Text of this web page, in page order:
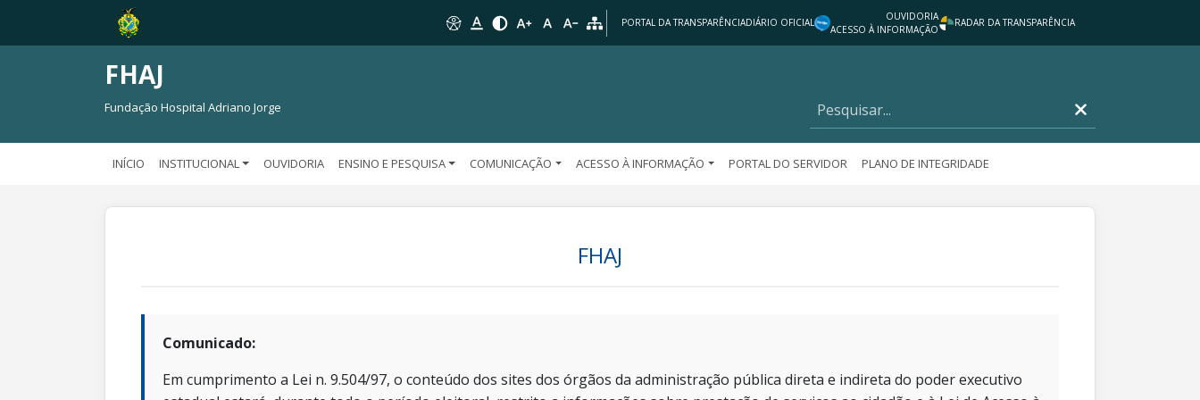
PORTAL DA TRANSPARÊNCIADIÁRIO OFICIAL
OUVIDORIA
ACESSO À INFORMAÇÃO
RADAR DA TRANSPARÊNCIA
FHAJ
Fundação Hospital Adriano Jorge
INÍCIO INSTITUCIONAL OUVIDORIA ENSINO E PESQUISA COMUNICAÇÃO ACESSO À INFORMAÇÃO PORTAL DO SERVIDOR PLANO DE INTEGRIDADE
FHAJ
Comunicado:
Em cumprimento a Lei n. 9.504/97, o conteúdo dos sites dos órgãos da administração pública direta e indireta do poder executivo